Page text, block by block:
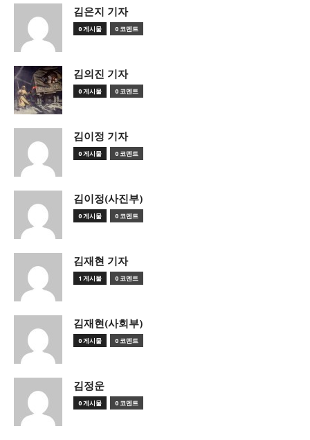
김은지 기자
0 게시물 0 코멘트
김의진 기자
0 게시물 0 코멘트
김이정 기자
0 게시물 0 코멘트
김이정(사진부)
0 게시물 0 코멘트
김재현 기자
1 게시물 0 코멘트
김재현(사회부)
0 게시물 0 코멘트
김정운
0 게시물 0 코멘트